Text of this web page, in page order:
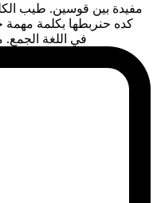
مفيدة بين قوسين. طيب
كده حنربطها بكلمة مهمة
في اللغة